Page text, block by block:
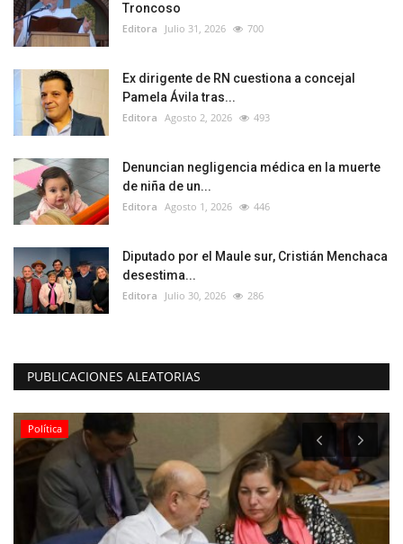
Troncoso
Editora Julio 31, 2026 700
Ex dirigente de RN cuestiona a concejal
Pamela Ávila tras...
Editora Agosto 2, 2026 493
Denuncian negligencia médica en la muerte
de niña de un...
Editora Agosto 1, 2026 446
Diputado por el Maule sur, Cristián Menchaca
desestima...
Editora Julio 30, 2026 286
PUBLICACIONES ALEATORIAS
Política